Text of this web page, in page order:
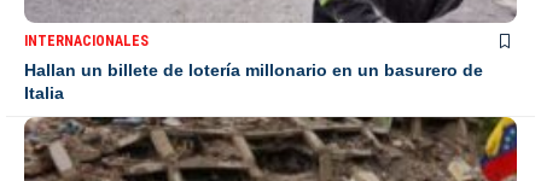
INTERNACIONALES
Hallan un billete de lotería millonario en un basurero de
Italia